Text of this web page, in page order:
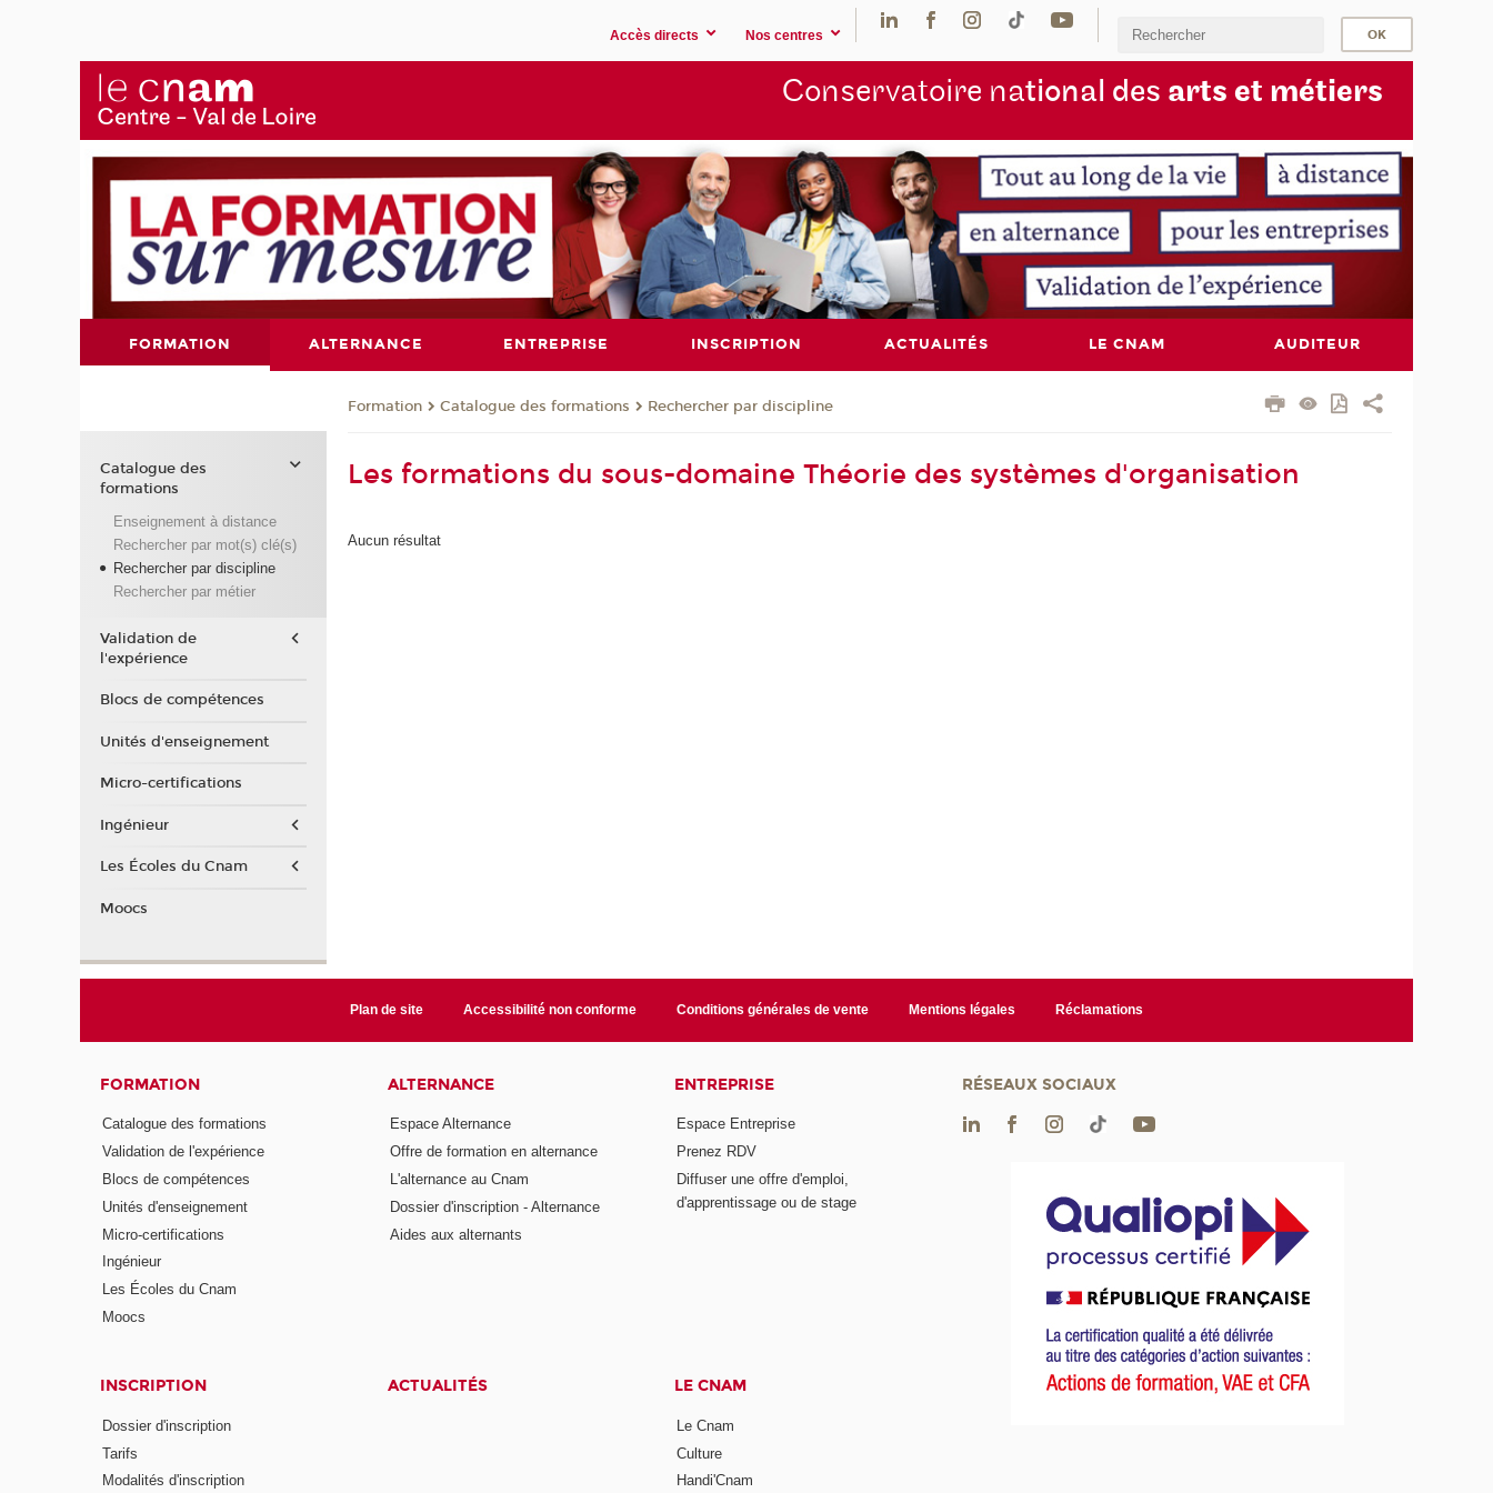
Accès directs Nos centres
Conservatoire national des arts et métiers
FORMATION ALTERNANCE ENTREPRISE INSCRIPTION ACTUALITÉS LE CNAM AUDITEUR
Formation Catalogue des formations Rechercher par discipline
Les formations du sous-domaine Théorie des systèmes d'organisation
Aucun résultat
Catalogue des
formations
Enseignement à distance
Rechercher par mot(s) clé(s)
Rechercher par discipline
Rechercher par métier
Validation de
l'expérience
Blocs de compétences
Unités d'enseignement
Micro-certifications
Ingénieur
Les Écoles du Cnam
Moocs
Plan de site Accessibilité non conforme Conditions générales de vente Mentions légales Réclamations
FORMATION
Catalogue des formations
Validation de l'expérience
Blocs de compétences
Unités d'enseignement
Micro-certifications
Ingénieur
Les Écoles du Cnam
Moocs
ALTERNANCE
Espace Alternance
Offre de formation en alternance
L'alternance au Cnam
Dossier d'inscription - Alternance
Aides aux alternants
ENTREPRISE
Espace Entreprise
Prenez RDV
Diffuser une offre d'emploi,
d'apprentissage ou de stage
INSCRIPTION
Dossier d'inscription
Tarifs
Modalités d'inscription
ACTUALITÉS LE CNAM
Le Cnam
Culture
Handi'Cnam
RÉSEAUX SOCIAUX